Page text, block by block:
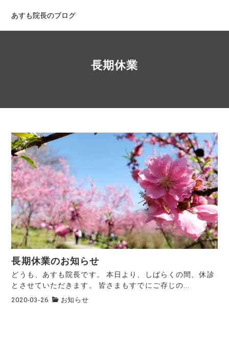
あすも院長のブログ
長期休業
長期休業のお知らせ
どうも、あすも院長です。 本日より、しばらくの間、休診
とさせていただきます。 皆さまもすでにご存じの...
2020-03-26 お知らせ